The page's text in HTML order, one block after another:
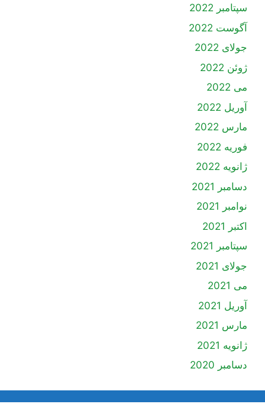
سپتامبر 2022
آگوست 2022
جولای 2022
ژوئن 2022
می 2022
آوریل 2022
مارس 2022
فوریه 2022
ژانویه 2022
دسامبر 2021
نوامبر 2021
اکتبر 2021
سپتامبر 2021
جولای 2021
می 2021
آوریل 2021
مارس 2021
ژانویه 2021
دسامبر 2020